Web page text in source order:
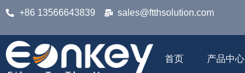
+86 13566643839 sales@ftthsolution.com
首页 产品中心